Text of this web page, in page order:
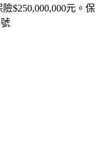
$250,000,000元。保